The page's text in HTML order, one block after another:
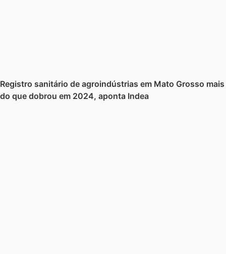
Registro sanitário de agroindústrias em Mato Grosso mais
do que dobrou em 2024, aponta Indea